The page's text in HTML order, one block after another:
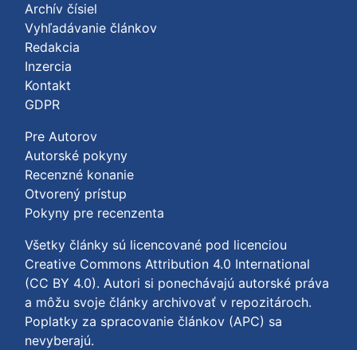
Archív čísiel
Vyhľadávanie článkov
Redakcia
Inzercia
Kontakt
GDPR
Pre Autorov
Autorské pokyny
Recenzné konanie
Otvorený prístup
Pokyny pre recenzenta
Všetky články sú licencované pod licenciou
Creative Commons Attribution 4.0 International
(CC BY 4.0). Autori si ponechávajú autorské práva
a môžu svoje články archivovať v repozitároch.
Poplatky za spracovanie článkov (APC) sa
nevyberajú.